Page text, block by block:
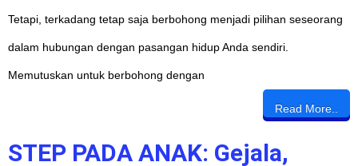
Tetapi, terkadang tetap saja berbohong menjadi pilihan seseorang
dalam hubungan dengan pasangan hidup Anda sendiri.
Memutuskan untuk berbohong dengan
Read More..
STEP PADA ANAK: Gejala,